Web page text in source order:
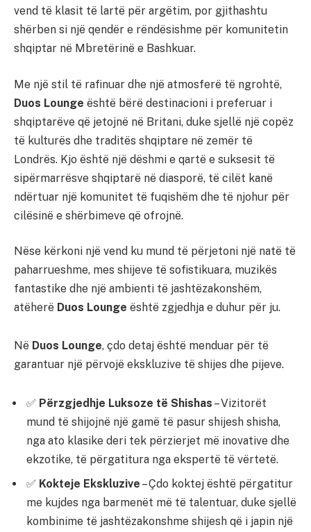
vend të klasit të lartë për argëtim, por gjithashtu
shërben si një qendër e rëndësishme për komunitetin
shqiptar në Mbretërinë e Bashkuar.
Me një stil të rafinuar dhe një atmosferë të ngrohtë,
Duos Lounge është bërë destinacioni i preferuar i
shqiptarëve që jetojnë në Britani, duke sjellë një copëz
të kulturës dhe traditës shqiptare në zemër të
Londrës. Kjo është një dëshmi e qartë e suksesit të
sipërmarrësve shqiptarë në diasporë, të cilët kanë
ndërtuar një komunitet të fuqishëm dhe të njohur për
cilësinë e shërbimeve që ofrojnë.
Nëse kërkoni një vend ku mund të përjetoni një natë të
paharrueshme, mes shijeve të sofistikuara, muzikës
fantastike dhe një ambienti të jashtëzakonshëm,
atëherë Duos Lounge është zgjedhja e duhur për ju.
Në Duos Lounge, çdo detaj është menduar për të
garantuar një përvojë ekskluzive të shijes dhe pijeve.
✅ Përzgjedhje Luksoze të Shishas – Vizitorët
mund të shijojnë një gamë të pasur shijesh shisha,
nga ato klasike deri tek përzierjet më inovative dhe
ekzotike, të përgatitura nga ekspertë të vërtetë.
✅ Kokteje Ekskluzive – Çdo koktej është përgatitur
me kujdes nga barmenët më të talentuar, duke sjellë
kombinime të jashtëzakonshme shijesh që i japin një